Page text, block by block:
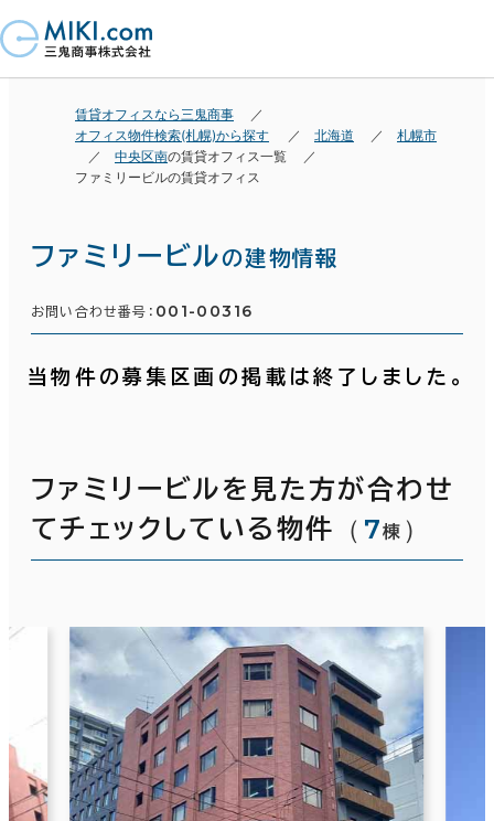
賃貸オフィスなら三鬼商事
オフィス物件検索(札幌)から探す
北海道
札幌市
中央区南の賃貸オフィス一覧
ファミリービルの賃貸オフィス
ファミリービルの建物情報
お問い合わせ番号： 001-00316
当物件の募集区画の掲載は終了しました。
ファミリービルを見た方が合わせ
てチェックしている物件
（ 7棟 ）